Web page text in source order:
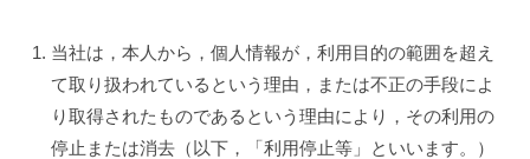
当社は，本人から，個人情報が，利用目的の範囲を超え
て取り扱われているという理由，または不正の手段によ
り取得されたものであるという理由により，その利用の
停止または消去（以下，「利用停止等」といいます。）